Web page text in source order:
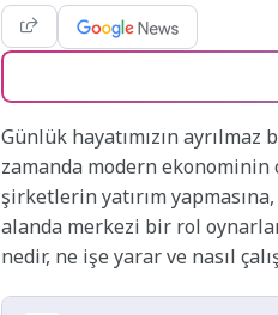
Günlük hayatımızın ayrılmaz
zamanda modern
şirketlerin yatırım
alanda merkezi bir rol
nedir, ne işe yarar ve nasıl